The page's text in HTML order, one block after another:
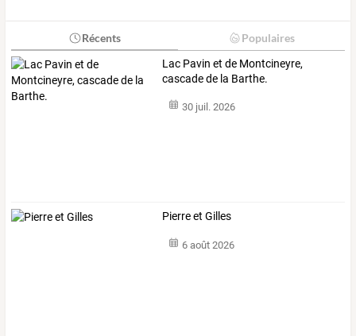
Récents Populaires
Lac Pavin et de Montcineyre,
cascade de la Barthe.
30 juil. 2026
Pierre et Gilles
6 août 2026